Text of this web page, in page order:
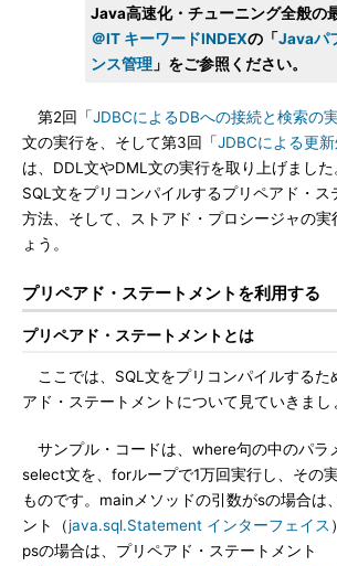
Java高速化・チューニング全般の
＠IT キーワードINDEXの「Javaパ
ンス管理」をご参照ください。
第2回「JDBCによるDBへの接続と検索の
文の実行を、そして第3回「JDBCによる更
は、DDL文やDML文の実行を取り上げました
SQL文をプリコンパイルするプリペアド・ス
方法、そして、ストアド・プロシージャの実
ょう。
プリペアド・ステートメントを利用する
プリペアド・ステートメントとは
ここでは、SQL文をプリコンパイルするた
アド・ステートメントについて見ていきまし
サンプル・コードは、where句の中のパラ
select文を、forループで1万回実行し、その
ものです。mainメソッドの引数がsの場合は
ント（java.sql.Statement インターフェイス
psの場合は、プリペアド・ステートメント